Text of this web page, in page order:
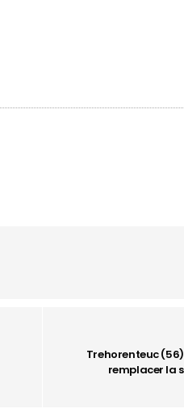
Trehorenteuc
remplacer la